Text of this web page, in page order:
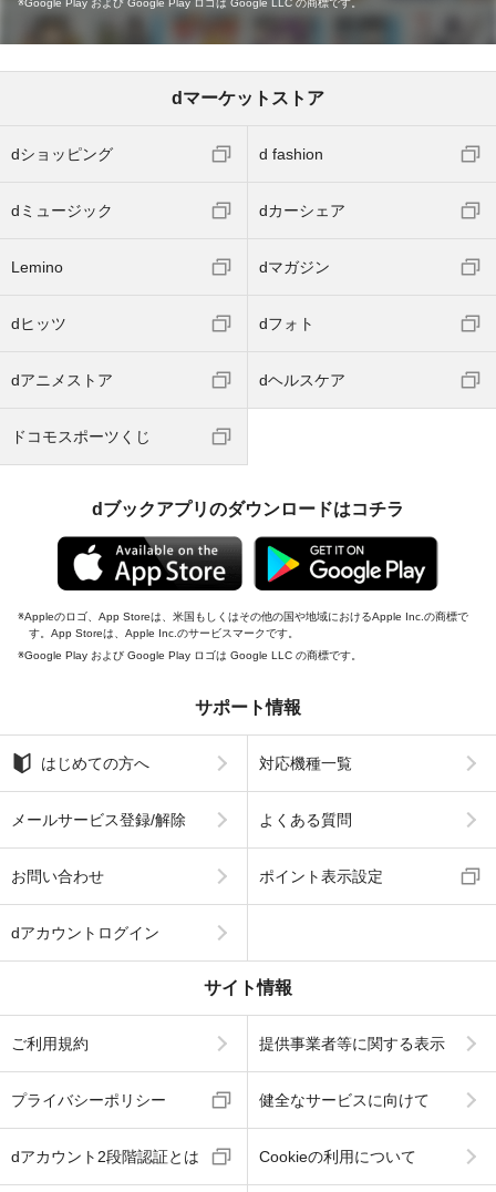
Google Play および Google Play ロゴは Google LLC の商標です。
dマーケットストア
dショッピング d fashion
dミュージック dカーシェア
Lemino dマガジン
dヒッツ dフォト
dアニメストア dヘルスケア
ドコモスポーツくじ
dブックアプリのダウンロードはコチラ
Appleのロゴ、App Storeは、米国もしくはその他の国や地域におけるApple Inc.の商標で
す。App Storeは、Apple Inc.のサービスマークです。
Google Play および Google Play ロゴは Google LLC の商標です。
サポート情報
はじめての方へ 対応機種一覧
メールサービス登録/解除 よくある質問
お問い合わせ ポイント表示設定
dアカウントログイン
サイト情報
ご利用規約 提供事業者等に関する表示
プライバシーポリシー 健全なサービスに向けて
dアカウント2段階認証とは Cookieの利用について